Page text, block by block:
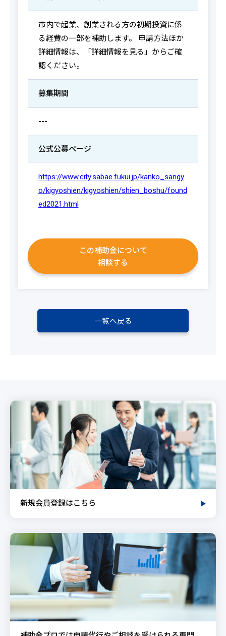
市内で起業、創業される方の初期投資に係
る経費の一部を補助します。 申請方法ほか
詳細情報は、「詳細情報を見る」からご確
認ください。
募集期間
---
公式公募ページ
https://www.city.sabae.fukui.jp/kanko_sangy
o/kigyoshien/kigyoshien/shien_boshu/found
ed2021.html
この補助金について
相談する
一覧へ戻る
新規会員登録はこちら